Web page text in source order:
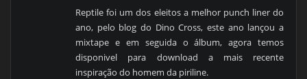
Reptile foi um dos eleitos a melhor punch liner do
ano, pelo blog do Dino Cross, este ano lançou a
mixtape e em seguida o álbum, agora temos
disponivel para download a mais recente
inspiração do homem da piriline.